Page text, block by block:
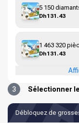
5 150
Dh131.43
1 463 320
Dh131.43
3 Sélectionner
Débloquez de